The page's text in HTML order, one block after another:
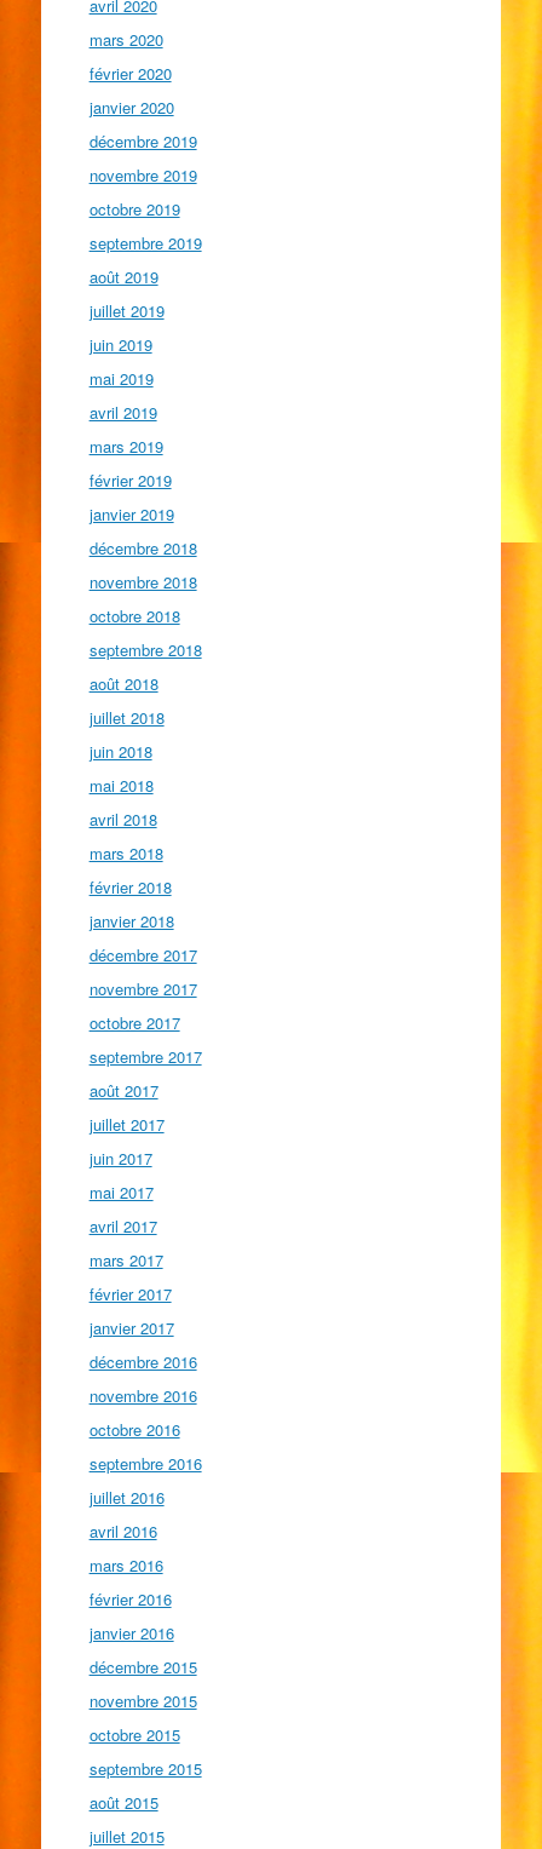
avril 2020
mars 2020
février 2020
janvier 2020
décembre 2019
novembre 2019
octobre 2019
septembre 2019
août 2019
juillet 2019
juin 2019
mai 2019
avril 2019
mars 2019
février 2019
janvier 2019
décembre 2018
novembre 2018
octobre 2018
septembre 2018
août 2018
juillet 2018
juin 2018
mai 2018
avril 2018
mars 2018
février 2018
janvier 2018
décembre 2017
novembre 2017
octobre 2017
septembre 2017
août 2017
juillet 2017
juin 2017
mai 2017
avril 2017
mars 2017
février 2017
janvier 2017
décembre 2016
novembre 2016
octobre 2016
septembre 2016
juillet 2016
avril 2016
mars 2016
février 2016
janvier 2016
décembre 2015
novembre 2015
octobre 2015
septembre 2015
août 2015
juillet 2015